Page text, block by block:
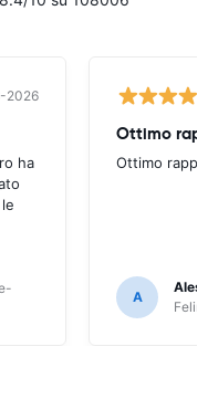
2026
ha
Ottimo
Ottimo
A